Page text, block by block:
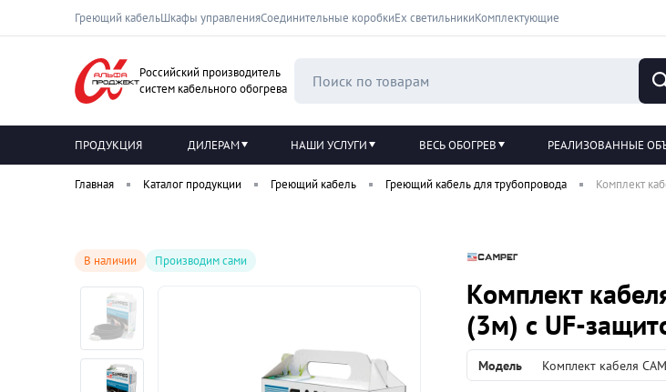
Греющий кабельШкафы управленияСоединительные коробкиЕх светильникиКомплектующие
Российский производитель
систем кабельного обогрева
ПРОДУКЦИЯ ДИЛЕРАМ НАШИ УСЛУГИ ВЕСЬ ОБОГРЕВ РЕАЛИЗОВАННЫЕ
Главная Каталог продукции Греющий кабель Греющий кабель для трубопровода Комплект
В наличии Производим сами
Комплект
(3м) с UF-
Модель Комплект кабеля